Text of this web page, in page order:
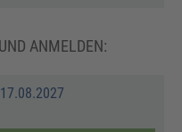
ANMELDEN: